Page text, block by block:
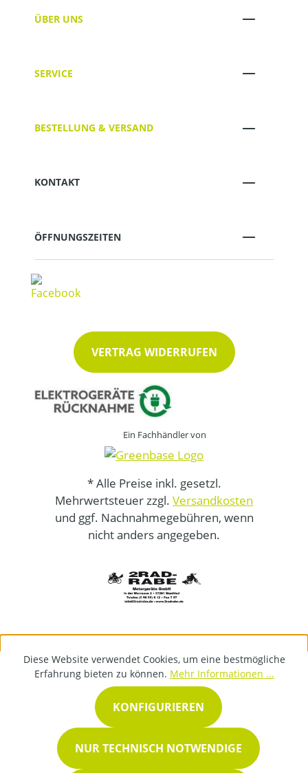
ÜBER UNS
SERVICE
BESTELLUNG & VERSAND
KONTAKT
ÖFFNUNGSZEITEN
VERTRAG WIDERRUFEN
Ein Fachhändler von
* Alle Preise inkl. gesetzl.
Mehrwertsteuer zzgl. Versandkosten
und ggf. Nachnahmegebühren, wenn
nicht anders angegeben.
Diese Website verwendet Cookies, um eine bestmögliche
Erfahrung bieten zu können. Mehr Informationen ...
NUR TECHNISCH NOTWENDIGE
KONFIGURIEREN